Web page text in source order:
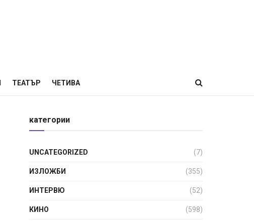
ТЕАТЪР ЧЕТИВА
категории
UNCATEGORIZED (7)
ИЗЛОЖБИ (355)
ИНТЕРВЮ (52)
КИНО (598)